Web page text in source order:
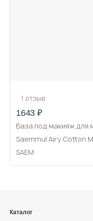
Наборы
Аксессуары
О магазине
1 отзыв
1643 ₽
База под макияж для
Saemmul Airy Cotton
SAEM
Каталог